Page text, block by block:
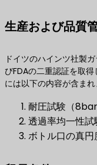
生産および品質
ドイツのハインツ社製
びFDAの二重認証を取
には以下の内容が含まれ
耐圧試験（
透過率均一性試
ボトル口の真円